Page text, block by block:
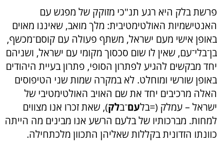
פרשת בלק היא רגע תנ"כי מזוקק של מפגש עם
האנטישמיות האולטימטיבית: מלך מואב, שאיננו מאוים
באופן אישי מעם ישראל, משתף פעולה עם קוסם־מכשף,
בן־בלי־עם, שאין לו שום סכסוך מקומי עם ישראל, ושניהם
יחד מבקשים להגיע לפתרון הסופי, פתרון בעיית היהודים
באופן שורשי ומוחלט. לא במקרה שמות שני הטיפוסים
האלה מרכיבים יחד את שם האויב האולטימטיבי של
ישראל – עמלק (=בלעם־בלק), שאת זכרו אנו מצווים
למחות. מברכותיו של בלעם הרשע אנו מבינים מה הייתה
כוונתו הזדונית בקללות שאליהן התכוון מלכתחילה.